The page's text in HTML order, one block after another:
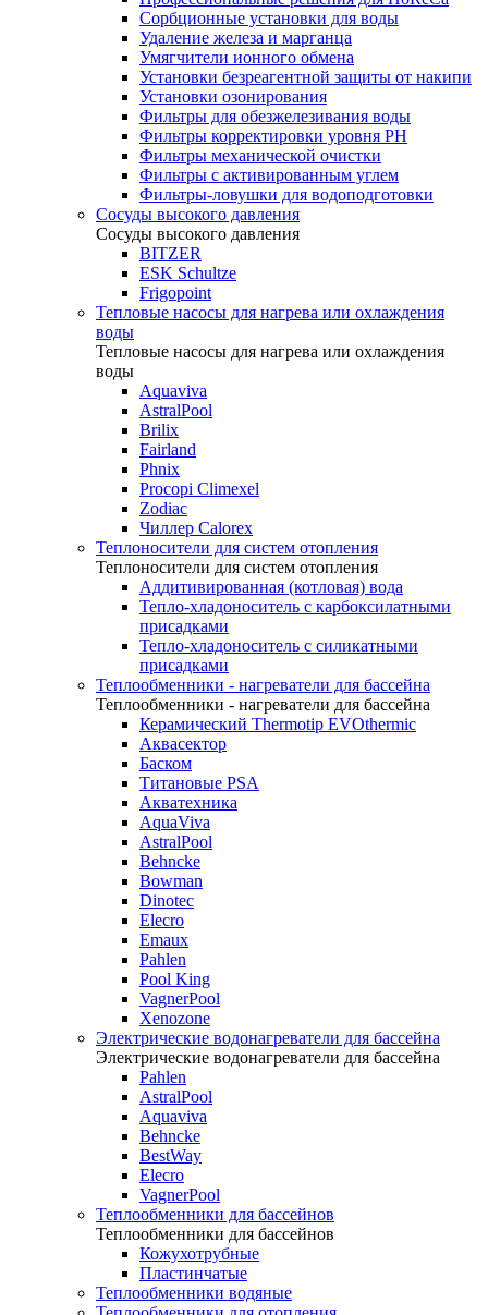
Сорбционные установки для воды
Удаление железа и марганца
Умягчители ионного обмена
Установки безреагентной защиты от накипи
Установки озонирования
Фильтры для обезжелезивания воды
Фильтры корректировки уровня PH
Фильтры механической очистки
Фильтры с активированным углем
Фильтры-ловушки для водоподготовки
Сосуды высокого давления
Сосуды высокого давления
BITZER
ESK Schultze
Frigopoint
Тепловые насосы для нагрева или охлаждения
воды
Тепловые насосы для нагрева или охлаждения
воды
Aquaviva
AstralPool
Brilix
Fairland
Phnix
Procopi Climexel
Zodiac
Чиллер Calorex
Теплоносители для систем отопления
Теплоносители для систем отопления
Аддитивированная (котловая) вода
Тепло-хладоноситель с карбоксилатными
присадками
Тепло-хладоноситель с силикатными
присадками
Теплообменники - нагреватели для бассейна
Теплообменники - нагреватели для бассейна
Керамический Thermotip EVOthermic
Аквасектор
Баском
Титановые PSA
Акватехника
AquaViva
AstralPool
Behncke
Bowman
Dinotec
Elecro
Emaux
Pahlen
Pool King
VagnerPool
Xenozone
Электрические водонагреватели для бассейна
Электрические водонагреватели для бассейна
Pahlen
AstralPool
Aquaviva
Behncke
BestWay
Elecro
VagnerPool
Теплообменники для бассейнов
Теплообменники для бассейнов
Кожухотрубные
Пластинчатые
Теплообменники водяные